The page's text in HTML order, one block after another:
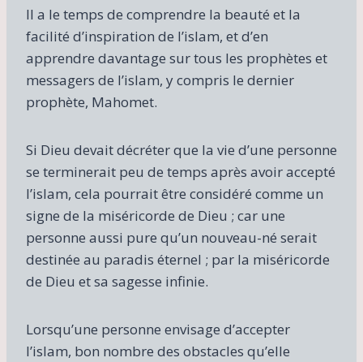
Il a le temps de comprendre la beauté et la
facilité d’inspiration de l’islam, et d’en
apprendre davantage sur tous les prophètes et
messagers de l’islam, y compris le dernier
prophète, Mahomet.
Si Dieu devait décréter que la vie d’une personne
se terminerait peu de temps après avoir accepté
l’islam, cela pourrait être considéré comme un
signe de la miséricorde de Dieu ; car une
personne aussi pure qu’un nouveau-né serait
destinée au paradis éternel ; par la miséricorde
de Dieu et sa sagesse infinie.
Lorsqu’une personne envisage d’accepter
l’islam, bon nombre des obstacles qu’elle